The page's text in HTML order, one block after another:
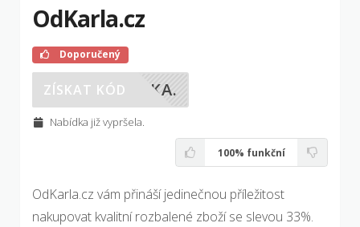
OdKarla.cz
Doporučený
NKA.
ZÍSKAT KÓD
Nabídka již vypršela.
100% funkční
OdKarla.cz vám přináší jedinečnou příležitost
nakupovat kvalitní rozbalené zboží se slevou 33%.